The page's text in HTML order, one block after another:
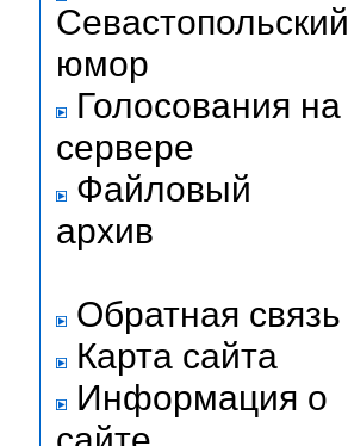
Севастопольский
юмор
Голосования на
сервере
Файловый
архив
Обратная связь
Карта сайта
Информация о